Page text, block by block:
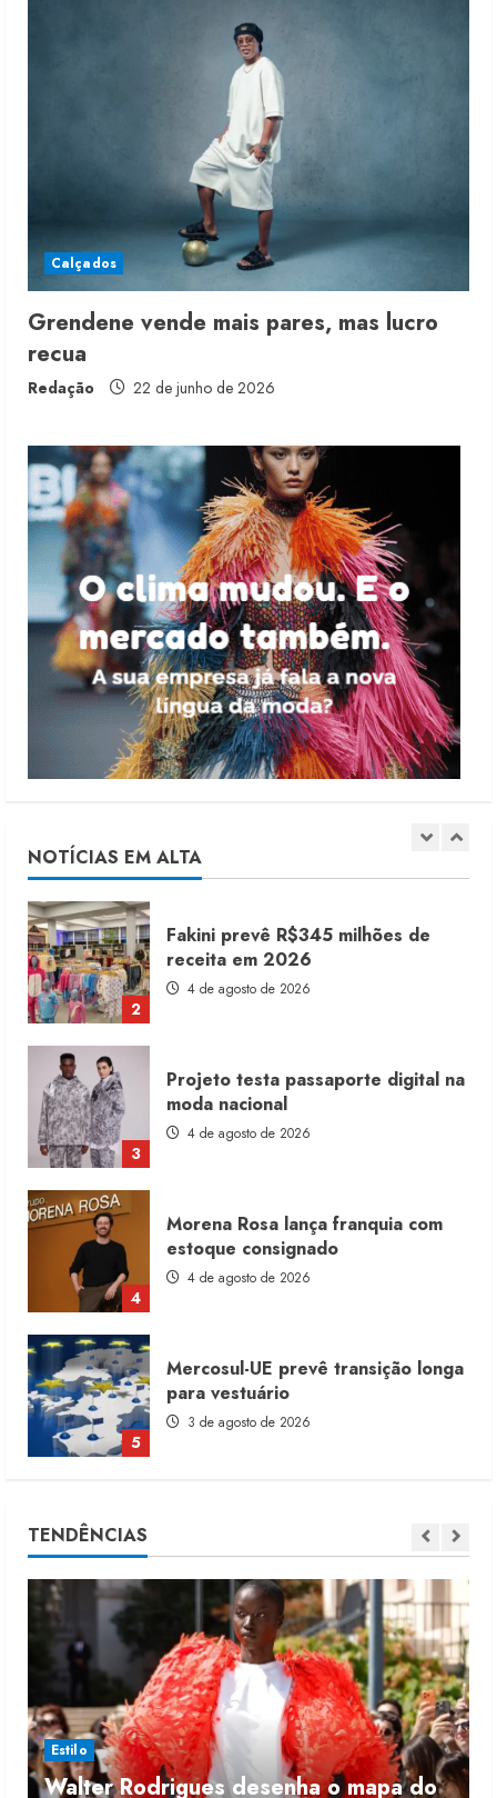
Calçados
Grendene vende mais pares, mas lucro
recua
Redação 22 de junho de 2026
NOTÍCIAS EM ALTA
Fakini prevê R$345 milhões de
receita em 2026
4 de agosto de 2026
3
Projeto testa passaporte digital na
moda nacional
4 de agosto de 2026
estoque consignado
5
Mercosul-UE prevê transição longa
para vestuário
3 de agosto de 2026
1
Renata Caixeta assume Movimento
Sou de Algodão
5 de agosto de 2026
2
3
Projeto testa passaporte digital na
moda nacional
4 de agosto de 2026
4
Morena Rosa lança franquia com
estoque consignado
4 de agosto de 2026
5
Mercosul-UE prevê transição longa
para vestuário
3 de agosto de 2026
1
Renata Caixeta assume Movimento
Sou de Algodão
5 de agosto de 2026
2
3
Projeto testa passaporte digital na
moda nacional
4 de agosto de 2026
TENDÊNCIAS
Estilo
Walter Rodrigues desenha o mapa do